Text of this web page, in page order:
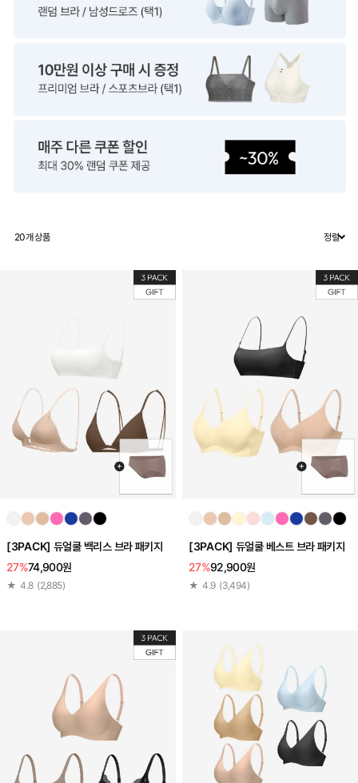
20개 상품 정렬
[3PACK] 듀얼쿨 백리스 브라 패키지
27%74,900원
★ 4.8 (2,885)
[3PACK] 듀얼쿨 베스트 브라 패키지
27%92,900원
★ 4.9 (3,494)